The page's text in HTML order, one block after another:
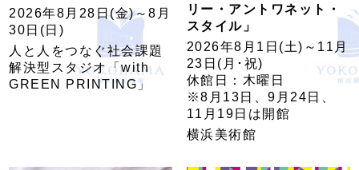
2026年8月28日(金)～8月
30日(日)
人と人をつなぐ社会課題
解決型スタジオ「with
GREEN PRINTING」
リー・アントワネット・
スタイル」
2026年8月1日(土)～11月
23日(月･祝)
休館日：木曜日
※8月13日、9月24日、
11月19日は開館
横浜美術館